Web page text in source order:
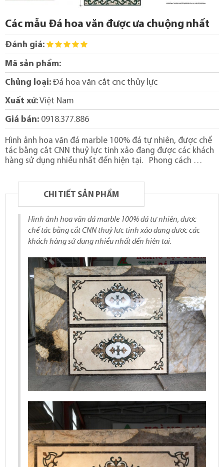
Các mẫu Đá hoa văn được ưa chuộng nhất
Đánh giá:
Mã sản phẩm:
Chủng loại: Đá hoa văn cắt cnc thủy lực
Xuất xứ:Việt Nam
Giá bán: 0918.377.886
Hình ảnh hoa văn đá marble 100% đá tự nhiên, được chế
tác bằng cắt CNN thuỷ lực tinh xảo đang được các khách
hàng sử dụng nhiều nhất đến hiện tại. Phong cách …
CHI TIẾT SẢN PHẨM
Hình ảnh hoa văn đá marble 100% đá tự nhiên, được
chế tác bằng cắt CNN thuỷ lực tinh xảo đang được các
khách hàng sử dụng nhiều nhất đến hiện tại.